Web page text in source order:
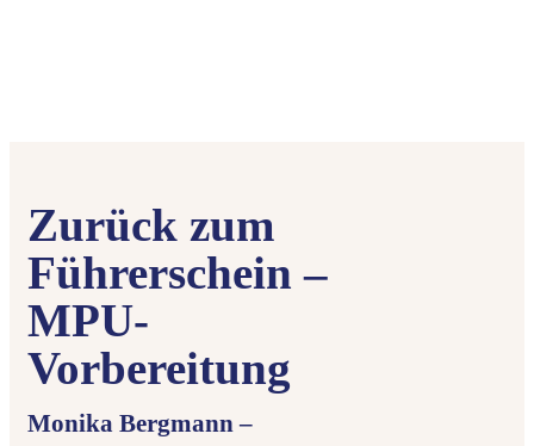
Zurück zum
Führerschein –
MPU-
Vorbereitung
Monika Bergmann –